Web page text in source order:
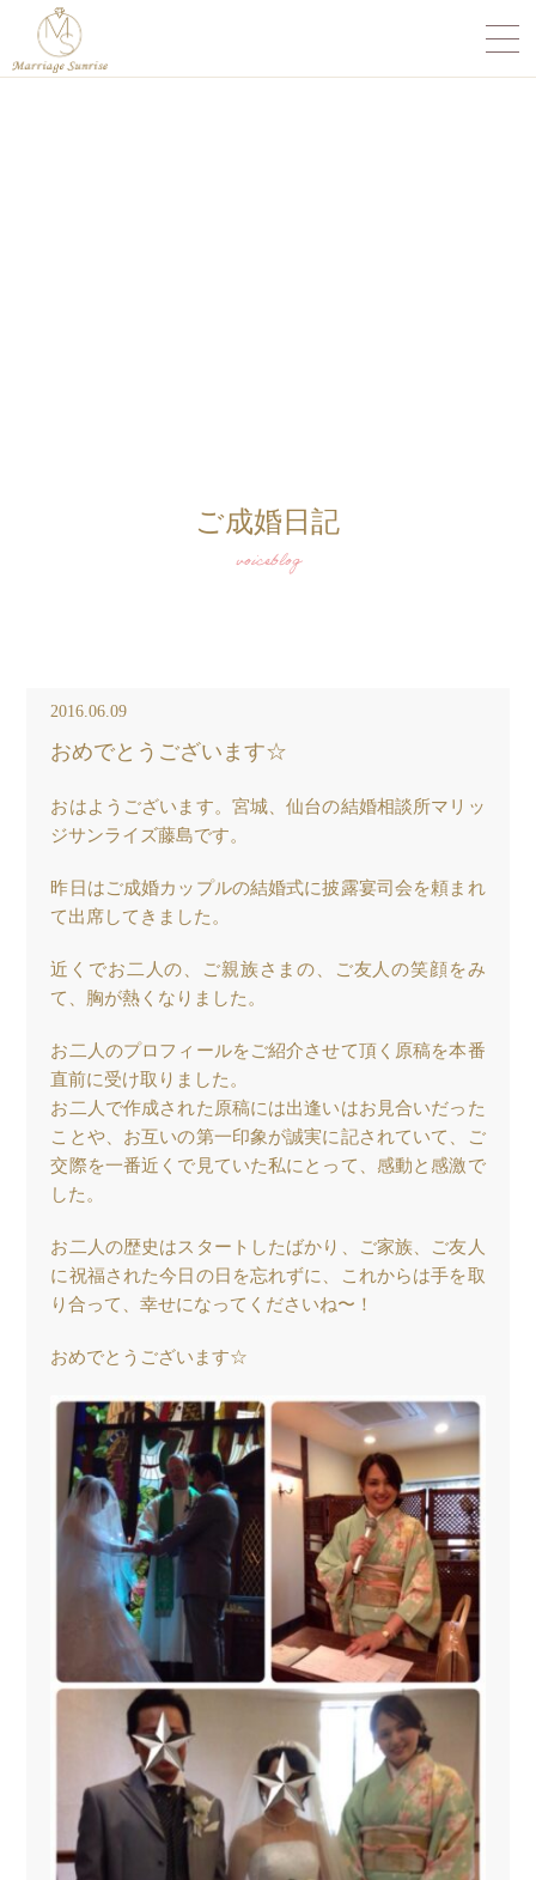
ご成婚日記
voiceblog
2016.06.09
おめでとうございます☆
おはようございます。宮城、仙台の結婚相談所マリッ
ジサンライズ藤島です。
昨日はご成婚カップルの結婚式に披露宴司会を頼まれ
て出席してきました。
近くでお二人の、ご親族さまの、ご友人の笑顔をみ
て、胸が熱くなりました。
お二人のプロフィールをご紹介させて頂く原稿を本番
直前に受け取りました。
お二人で作成された原稿には出逢いはお見合いだった
ことや、お互いの第一印象が誠実に記されていて、ご
交際を一番近くで見ていた私にとって、感動と感激で
した。
お二人の歴史はスタートしたばかり、ご家族、ご友人
に祝福された今日の日を忘れずに、これからは手を取
り合って、幸せになってくださいね〜！
おめでとうございます☆